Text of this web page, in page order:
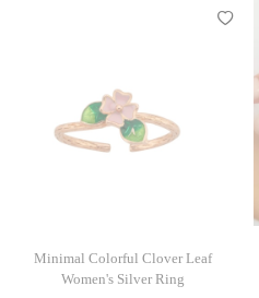
Minimal Colorful Clover Leaf
Women's Silver Ring